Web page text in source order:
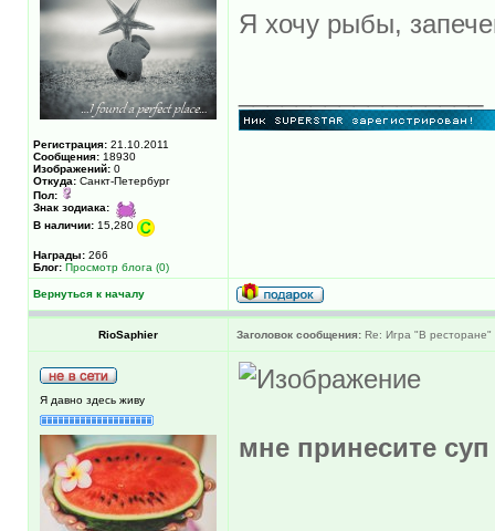
Регистрация: 21.10.2011
Сообщения: 18930
Изображений: 0
Откуда: Санкт-Петербург
Пол:
Знак зодиака:
В наличии: 15,280
Награды: 266
Блог: Просмотр блога (0)
Я хочу рыбы,
Вернуться к началу
RioSaphier Заголовок сообщения: Re: Игра "В ресторане"
Я давно здесь живу
мне принесите